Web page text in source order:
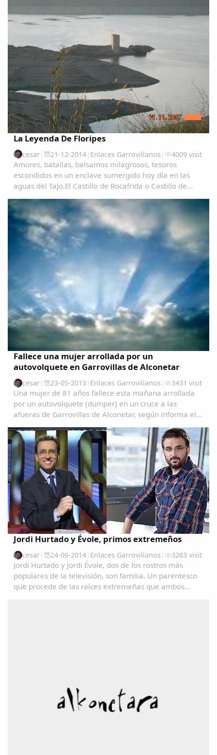
Modo oscuro
La Leyenda De Floripes
cesar| 21-12-2014| Enlaces Garrovillanos | 4009 visit
Amores, batallas, balsamos milagrosos, tesoros
escondidos en un enclave sumergido hoy día en las
aguas del Tajo.El Castillo de Rocafrida o Castillo de
sobre los restos de otra romana anterior...
Fallece una mujer arrollada por un
autovolquete en Garrovillas de Alconetar
cesar| 23-05-2013| Enlaces Garrovillanos | 3431 visit
Una mujer de 81 años fallece esta mañana arrollada
por un autovolquete (dumper) en un cruce a las
afueras de Garrovillas de Alconetar, según informa el
servicio de emergencias 112 de Extremadura.El
accidente se ha producido a las 9.30 de la mañana
en...
Jordi Hurtado y Évole, primos extremeños
cesar| 24-09-2014| Enlaces Garrovillanos | 3263 visit
Jordi Hurtado y Jordi Évole, dos de los rostros más
populares de la televisión, son familia. Un parentesco
que procede de las raíces extremeñas que ambos